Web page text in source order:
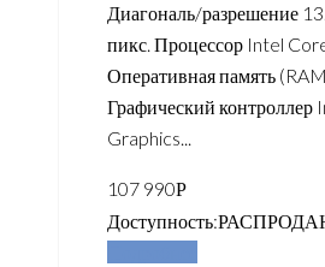
Диагональ/разрешение
пикс. Процессор Intel
Оперативная память
Графический контроллер
Graphics...
107 990Р
Доступность: